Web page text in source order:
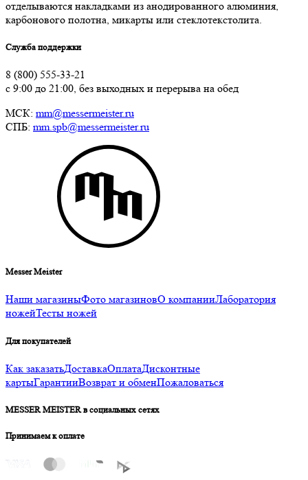
отделываются накладками из анодированного алюминия,
карбонового полотна, микарты или стеклотекстолита.
Служба поддержки
8 (800) 555-33-21
с 9:00 до 21:00, без выходных и перерыва на обед
МСК: mm@messermeister.ru
СПБ: mm.spb@messermeister.ru
Messer Meister
Наши магазиныФото магазиновО компанииЛаборатория
ножейТесты ножей
Для покупателей
Как заказатьДоставкаОплатаДисконтные
картыГарантииВозврат и обменПожаловаться
MESSER MEISTER в социальных сетях
Принимаем к оплате